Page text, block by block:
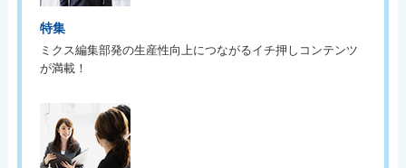
特集
ミクス編集部発の生産性向上につながるイチ押しコンテンツ
が満載！